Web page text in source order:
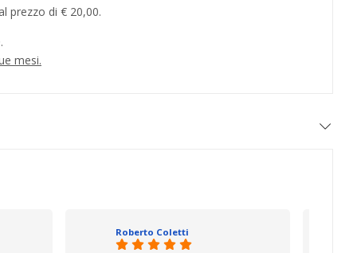
prezzo di € 20,00.
mesi.
Roberto Coletti